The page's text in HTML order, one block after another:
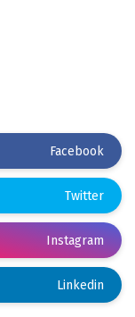
Facebook
Twitter
Instagram
Linkedin